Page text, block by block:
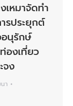
เหมาจัดทำ
รประยุกต์
นุรักษ์
องเที่ยว
จง
า